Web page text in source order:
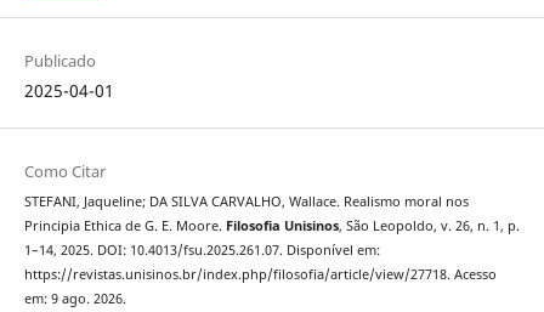
Publicado
2025-04-01
Como Citar
STEFANI, Jaqueline; DA SILVA CARVALHO, Wallace. Realismo moral nos
Principia Ethica de G. E. Moore. Filosofia Unisinos, São Leopoldo, v. 26, n. 1, p.
1–14, 2025. DOI: 10.4013/fsu.2025.261.07. Disponível em:
https://revistas.unisinos.br/index.php/filosofia/article/view/27718. Acesso
em: 9 ago. 2026.